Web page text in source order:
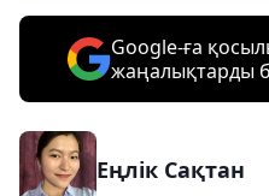
Google-ға
жаңалықтарды
Еңлік Сақтан